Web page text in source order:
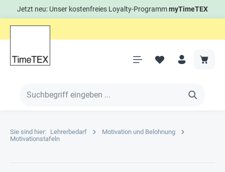
Jetzt neu: Unser kostenfreies Loyalty-ProgrammmyTimeTEX
Sie sind hier: Lehrerbedarf
Motivation und Belohnung
Motivationstafeln